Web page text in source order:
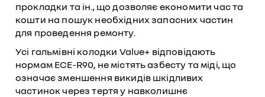
прокладки та ін., що дозволяє економити час та
кошти на пошук необхідних запасних частин
для проведення ремонту.
Усі гальмівні колодки Value+ відповідають
нормам ECE-R90, не містять азбесту та міді, що
означає зменшення викидів шкідливих
частинок через тертя у навколишнє